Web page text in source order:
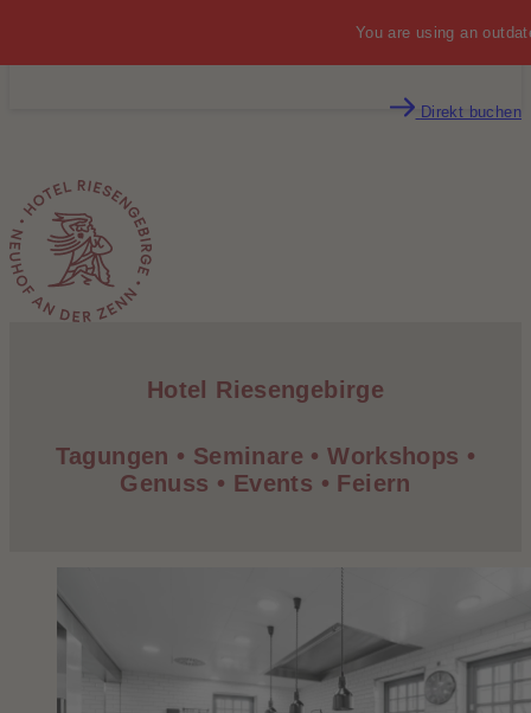
MENÜ
Direkt buchen
Hotel Riesen­gebirge
Tagungen • Seminare • Workshops •
Genuss • Events • Feiern
You are using an